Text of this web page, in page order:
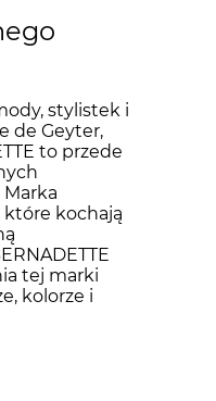
stylistek i
de Geyter,
to przede
kochają
tej marki
kolorze i